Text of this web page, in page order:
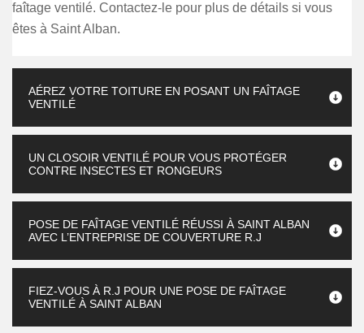
faîtage ventilé. Contactez-le pour plus de détails si vous
êtes à Saint Alban.
AÉREZ VOTRE TOITURE EN POSANT UN FAÎTAGE
VENTILÉ
UN CLOSOIR VENTILÉ POUR VOUS PROTÉGER
CONTRE INSECTES ET RONGEURS
POSE DE FAÎTAGE VENTILÉ RÉUSSI À SAINT ALBAN
AVEC L’ENTREPRISE DE COUVERTURE R.J
FIEZ-VOUS À R.J POUR UNE POSE DE FAÎTAGE
VENTILÉ À SAINT ALBAN